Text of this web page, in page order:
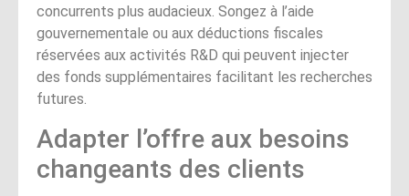
concurrents plus audacieux. Songez à l’aide
gouvernementale ou aux déductions fiscales
réservées aux activités R&D qui peuvent injecter
des fonds supplémentaires facilitant les recherches
futures.
Adapter l’offre aux besoins
changeants des clients